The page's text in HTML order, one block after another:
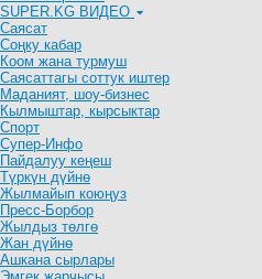
SUPER.KG ВИДЕО
Саясат
Cоңку кабар
Коом жана турмуш
Саясаттагы соттук иштер
Маданият, шоу-бизнес
Кылмыштар, кырсыктар
Спорт
Супер-Инфо
Пайдалуу кеңеш
Түркүн дүйнө
Жылмайып коюңуз
Пресс-Борбор
Жылдыз төлгө
Жан дүйнө
Ашкана сырлары